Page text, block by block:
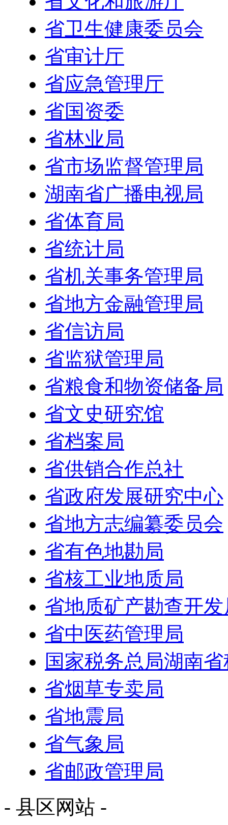
省卫生健康委员会
省审计厅
省应急管理厅
省国资委
省林业局
省市场监督管理局
湖南省广播电视局
省体育局
省统计局
省机关事务管理局
省地方金融管理局
省信访局
省监狱管理局
省粮食和物资储备局
省文史研究馆
省档案局
省供销合作总社
省政府发展研究中心
省地方志编纂委员会
省有色地勘局
省核工业地质局
省地质矿产勘查开发
省中医药管理局
国家税务总局湖南
省烟草专卖局
省地震局
省气象局
省邮政管理局
- 县区网站 -